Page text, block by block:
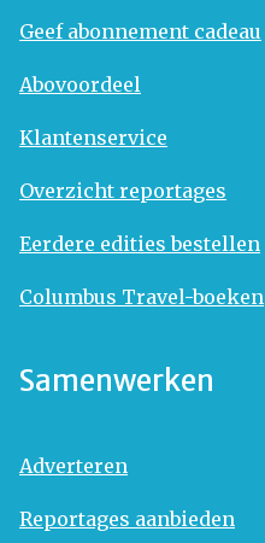
Geef abonnement cadeau
Abovoordeel
Klantenservice
Overzicht reportages
Eerdere edities bestellen
Columbus Travel-boeken
Samenwerken
Adverteren
Reportages aanbieden